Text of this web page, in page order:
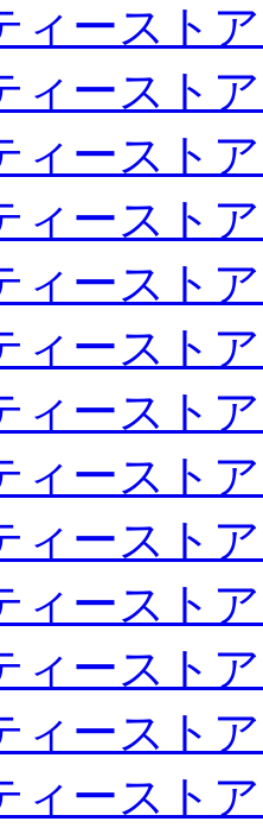
ィースト
ィースト
ィースト
ィースト
ィースト
ィースト
ィースト
ィースト
ィースト
ィースト
ィースト
ィースト
ィースト